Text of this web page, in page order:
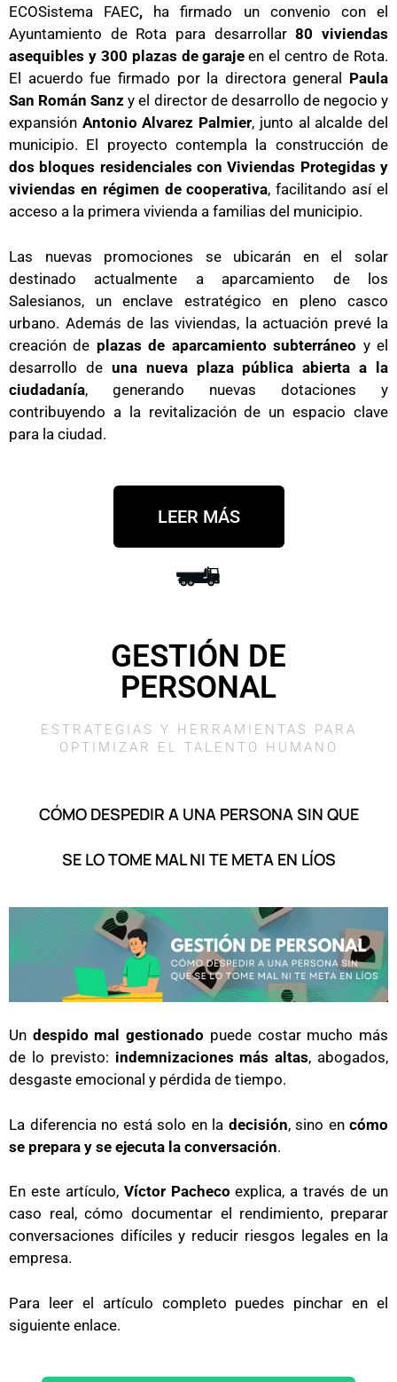
ECOSistema FAEC, ha firmado un convenio con el
Ayuntamiento de Rota para desarrollar80 viviendas
asequibles y 300 plazas de garajeen el centro de Rota.
El acuerdo fue firmado por la directora general Paula
San Román Sanz y el director de desarrollo de negocio y
expansión Antonio Alvarez Palmier, junto al alcalde del
municipio. El proyecto contempla la construcción de
dos bloques residenciales con Viviendas Protegidas y
viviendas en régimen de cooperativa, facilitando así el
acceso a la primera vivienda a familias del municipio.
Las nuevas promociones se ubicarán en el solar
destinado actualmente a aparcamiento de los
Salesianos, un enclave estratégico en pleno casco
urbano. Además de las viviendas, la actuación prevé la
creación de plazas de aparcamiento subterráneo y el
desarrollo de una nueva plaza pública abierta a la
ciudadanía, generando nuevas dotaciones y
contribuyendo a la revitalización de un espacio clave
para la ciudad.
LEER MÁS
GESTIÓN DE
PERSONAL
ESTRATEGIAS Y HERRAMIENTAS PARA
OPTIMIZAR EL TALENTO HUMANO
CÓMO DESPEDIR A UNA PERSONA SIN QUE
SE LO TOME MAL NI TE META EN LÍOS
Un despido mal gestionado puede costar mucho más
de lo previsto: indemnizaciones más altas, abogados,
desgaste emocional y pérdida de tiempo.
La diferencia no está solo en la decisión, sino en cómo
se prepara y se ejecuta la conversación.
En este artículo, Víctor Pacheco explica, a través de un
caso real, cómo documentar el rendimiento, preparar
conversaciones difíciles y reducir riesgos legales en la
empresa.
Para leer el artículo completo puedes pinchar en el
siguiente enlace.